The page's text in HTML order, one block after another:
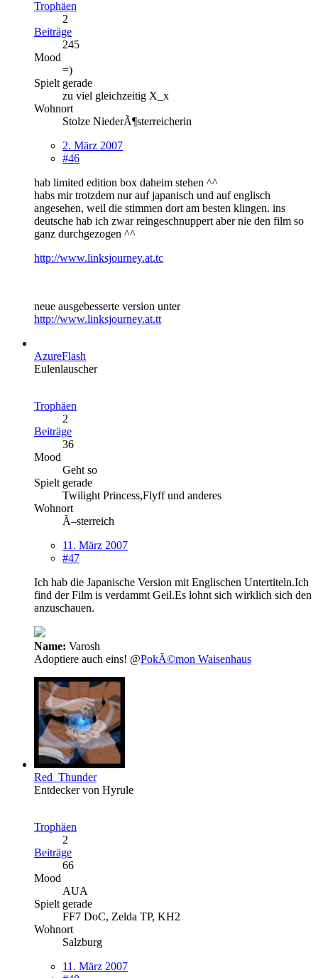
Trophäen
2
Beiträge
245
Mood
=)
Spielt gerade
zu viel gleichzeitig X_x
Wohnort
Stolze NiederÃ¶sterreicherin
2. März 2007
#46
hab limited edition box daheim stehen ^^
habs mir trotzdem nur auf japanisch und auf englisch
angesehen, weil die stimmen dort am besten klingen. ins
deutsche hab ich zwar reingeschnuppert aber nie den film so
ganz durchgezogen ^^
http://www.linksjourney.at.tc
neue ausgebesserte version unter
http://www.linksjourney.at.tt
AzureFlash
Eulenlauscher
Trophäen
2
Beiträge
36
Mood
Geht so
Spielt gerade
Twilight Princess,Flyff und anderes
Wohnort
Ã–sterreich
11. März 2007
#47
Ich hab die Japanische Version mit Englischen Untertiteln.Ich
find der Film is verdammt Geil.Es lohnt sich wirklich sich den
anzuschauen.
Name: Varosh
Adoptiere auch eins! @PokÃ©mon Waisenhaus
Red_Thunder
Entdecker von Hyrule
Trophäen
2
Beiträge
66
Mood
AUA
Spielt gerade
FF7 DoC, Zelda TP, KH2
Wohnort
Salzburg
11. März 2007